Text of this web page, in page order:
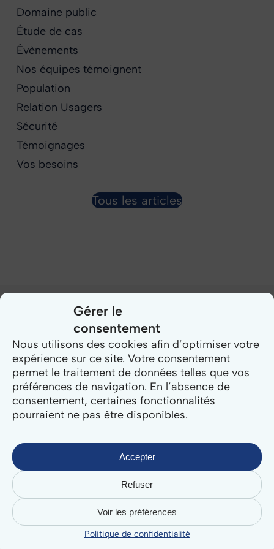
Gérer le
consentement
Nous utilisons des cookies afin d’optimiser votre
expérience sur ce site. Votre consentement
permet le traitement de données telles que vos
préférences de navigation. En l’absence de
consentement, certaines fonctionnalités
pourraient ne pas être disponibles.
Accepter
Refuser
Voir les préférences
Politique de confidentialité
Domaine public
Étude de cas
Évènements
Nos équipes témoignent
Population
Relation Usagers
Sécurité
Témoignages
Vos besoins
Tous les articles
Related Posts
Sécurité
des
données
:
pourquoi
SaaS
la
réponse
aux
cybermenaces